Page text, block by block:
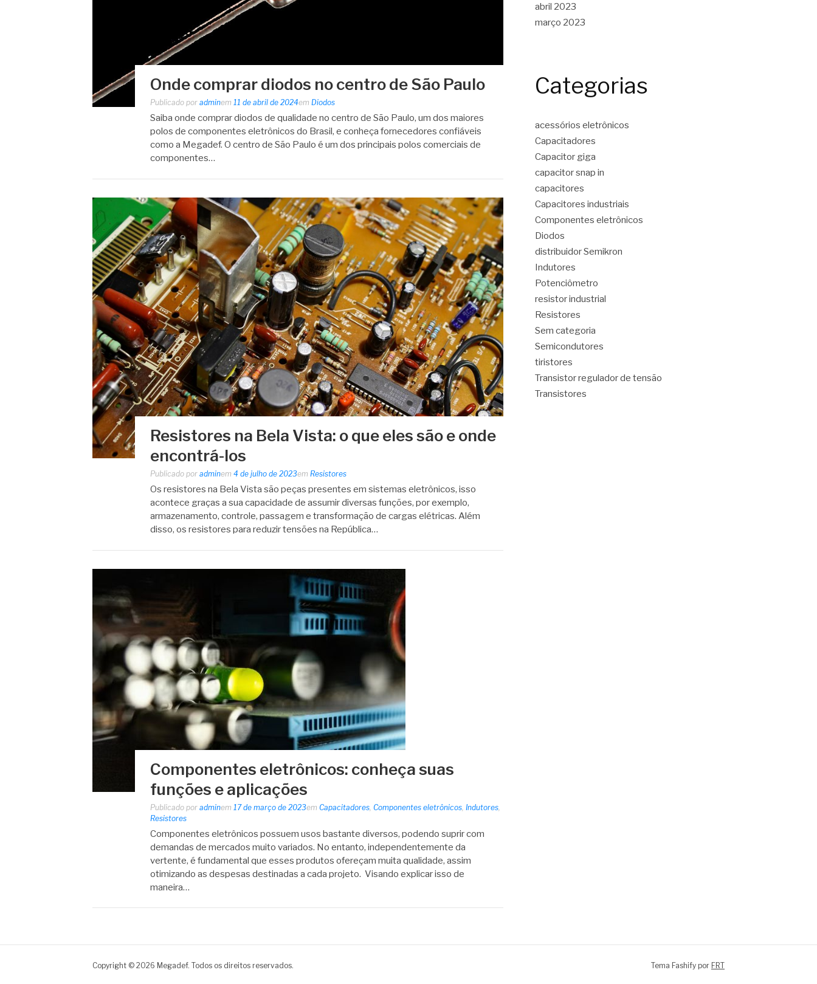
Onde comprar diodos no centro de São Paulo
Publicado por adminem 11 de abril de 2024em Diodos
Saiba onde comprar diodos de qualidade no centro de São Paulo, um dos maiores
polos de componentes eletrônicos do Brasil, e conheça fornecedores confiáveis
como a Megadef. O centro de São Paulo é um dos principais polos comerciais de
componentes…
Resistores na Bela Vista: o que eles são e onde
encontrá-los
Publicado por adminem 4 de julho de 2023em Resistores
Os resistores na Bela Vista são peças presentes em sistemas eletrônicos, isso
acontece graças a sua capacidade de assumir diversas funções, por exemplo,
armazenamento, controle, passagem e transformação de cargas elétricas. Além
disso, os resistores para reduzir tensões na República…
Componentes eletrônicos: conheça suas
funções e aplicações
Publicado por adminem 17 de março de 2023em Capacitadores Componentes eletrônicos Indutores
Resistores
Componentes eletrônicos possuem usos bastante diversos, podendo suprir com
demandas de mercados muito variados. No entanto, independentemente da
vertente, é fundamental que esses produtos ofereçam muita qualidade, assim
otimizando as despesas destinadas a cada projeto. Visando explicar isso de
maneira…
abril 2023
março 2023
Categorias
acessórios eletrônicos
Capacitadores
Capacitor giga
capacitor snap in
capacitores
Capacitores industriais
Componentes eletrônicos
Diodos
distribuidor Semikron
Indutores
Potenciômetro
resistor industrial
Resistores
Sem categoria
Semicondutores
tiristores
Transistor regulador de tensão
Transistores
Copyright © 2026 Megadef. Todos os direitos reservados. Tema Fashify por FRT